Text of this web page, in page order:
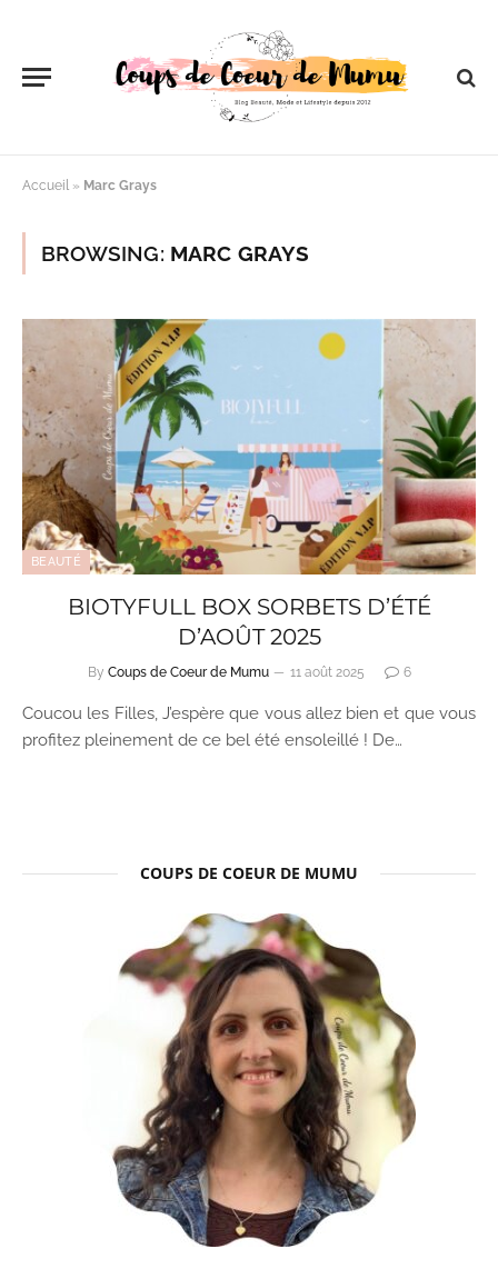
Accueil » Marc Grays
BROWSING: MARC GRAYS
BEAUTÉ
BIOTYFULL BOX SORBETS D’ÉTÉ
D’AOÛT 2025
By Coups de Coeur de Mumu 11 août 2025 6
Coucou les Filles, J’espère que vous allez bien et que vous
profitez pleinement de ce bel été ensoleillé ! De…
COUPS DE COEUR DE MUMU